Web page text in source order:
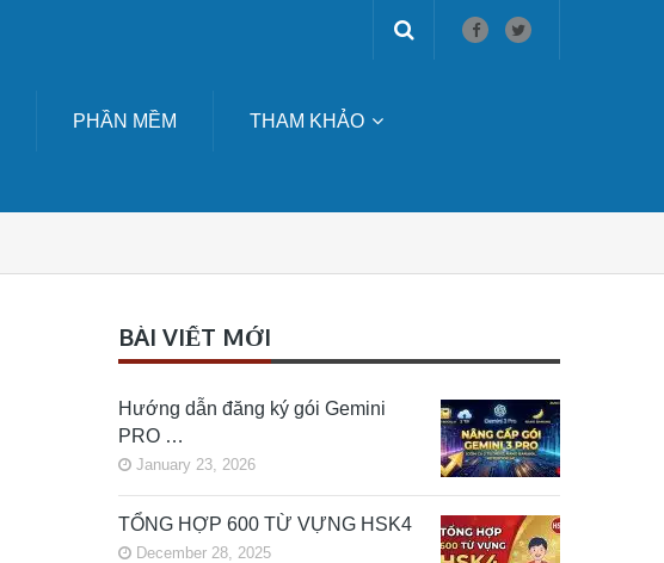
PHẦN MỀM THAM KHẢO
BÀI VIẾT MỚI
Hướng dẫn đăng ký gói Gemini
PRO …
January 23, 2026
TỔNG HỢP 600 TỪ VỰNG HSK4
December 28, 2025